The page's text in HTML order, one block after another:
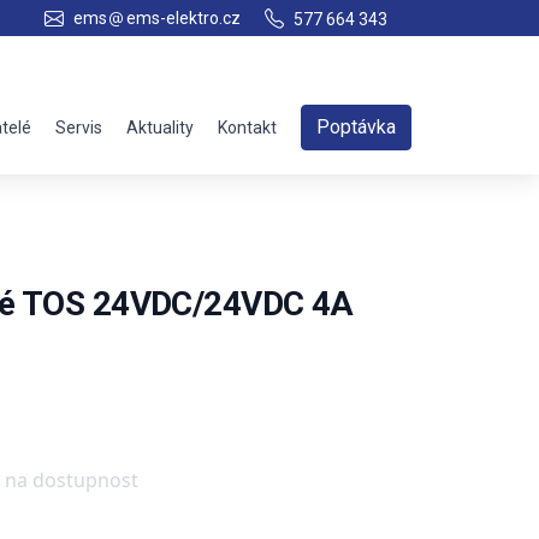
ems ems-elektro.cz 577 664 343
Servis Aktuality Kontakt Poptávka
TOS 24VDC/24VDC 4A
na dostupnost